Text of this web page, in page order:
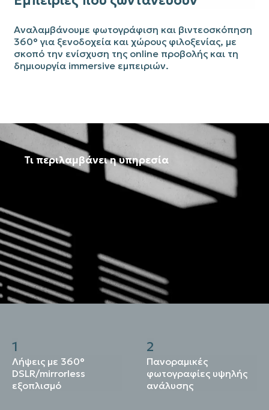
Αναλαμβάνουμε φωτογράφιση και βιντεοσκόπηση
360° για ξενοδοχεία και χώρους φιλοξενίας, με
σκοπό την ενίσχυση της online προβολής και τη
δημιουργία immersive εμπειριών.
Τι περιλαμβάνει η υπηρεσία
1
Λήψεις με 360°
DSLR/mirrorless
εξοπλισμό
2
Πανοραμικές
φωτογραφίες υψηλής
ανάλυσης